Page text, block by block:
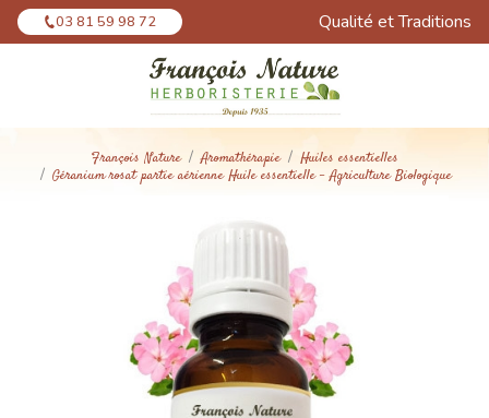
03 81 59 98 72 Qualité et Traditions
François Nature Aromathérapie
Huiles essentielles
Géranium rosat partie aérienne Huile essentielle - Agriculture Biologique
Panneau de gestion des cookies